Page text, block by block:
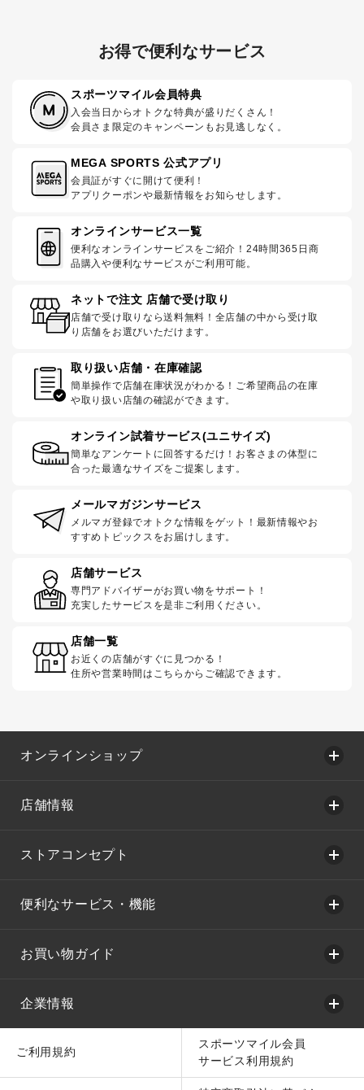
お得で便利なサービス
スポーツマイル会員特典
入会当日からオトクな特典が盛りだくさん！
会員さま限定のキャンペーンもお見逃しなく。
MEGA SPORTS 公式アプリ
会員証がすぐに開けて便利！
アプリクーポンや最新情報をお知らせします。
オンラインサービス一覧
便利なオンラインサービスをご紹介！24時間365日商
品購入や便利なサービスがご利用可能。
ネットで注文 店舗で受け取り
店舗で受け取りなら送料無料！全店舗の中から受け取
り店舗をお選びいただけます。
取り扱い店舗・在庫確認
簡単操作で店舗在庫状況がわかる！ご希望商品の在庫
や取り扱い店舗の確認ができます。
オンライン試着サービス(ユニサイズ)
簡単なアンケートに回答するだけ！お客さまの体型に
合った最適なサイズをご提案します。
メールマガジンサービス
メルマガ登録でオトクな情報をゲット！最新情報やお
すすめトピックスをお届けします。
店舗サービス
専門アドバイザーがお買い物をサポート！
充実したサービスを是非ご利用ください。
店舗一覧
お近くの店舗がすぐに見つかる！
住所や営業時間はこちらからご確認できます。
オンラインショップ
店舗情報
ストアコンセプト
便利なサービス・機能
お買い物ガイド
企業情報
ご利用規約
スポーツマイル会員
サービス利用規約